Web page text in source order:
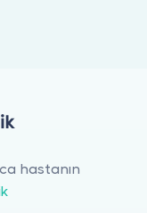
hastanın